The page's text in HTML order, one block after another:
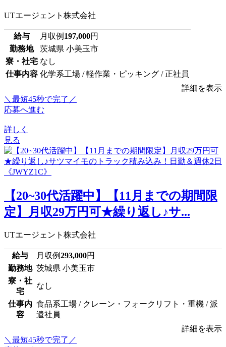
UTエージェント株式会社
給与 月収例 197,000円
勤務地
茨城県 小美玉市
寮・社宅 なし
仕事内容 化学系工場 / 軽作業・ピッキング / 正社員
詳細を表示
＼最短45秒で完了／
応募へ進む
詳しく
見る
【20~30代活躍中】【11月までの期間限
定】月収29万円可★繰り返し♪サ...
UTエージェント株式会社
給与 月収例293,000円
勤務地 茨城県 小美玉市
寮・社
宅
なし
仕事内
容
食品系工場 / クレーン・フォークリフト・重機 / 派
遣社員
詳細を表示
＼最短45秒で完了／